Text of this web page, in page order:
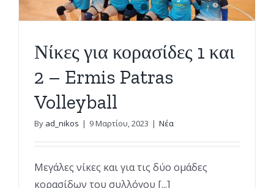
Νίκες για κορασίδες 1 και
2 – Ermis Patras
Volleyball
By ad_nikos | 9 Μαρτίου, 2023 | Νέα
Μεγάλες νίκες και για τις δύο ομάδες
κορασίδων του συλλόγου [...]